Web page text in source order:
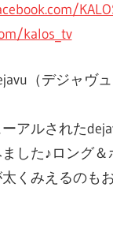
kalos_tv
（デジャヴ
アルされた
した♪ロング
くみえるのも